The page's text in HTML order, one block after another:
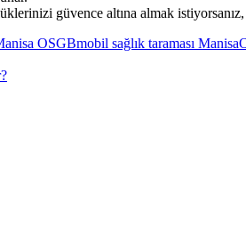
güvence altına almak istiyorsanız,
OSGBmobil sağlık taraması Manisa